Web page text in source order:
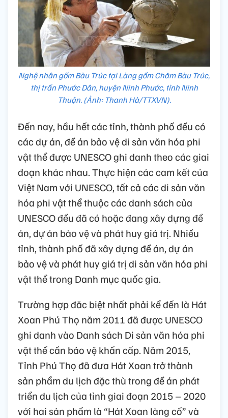
Nghệ nhân gốm Bàu Trúc tại Làng gốm Chăm Bàu Trúc,
thị trấn Phước Dân, huyện Ninh Phước, tỉnh Ninh
Thuận. (Ảnh: Thanh Hà/TTXVN).
Đến nay, hầu hết các tỉnh, thành phố đều có
các dự án, đề án bảo vệ di sản văn hóa phi
vật thể được UNESCO ghi danh theo các giai
đoạn khác nhau. Thực hiện các cam kết của
Việt Nam với UNESCO, tất cả các di sản văn
hóa phi vật thể thuộc các danh sách của
UNESCO đều đã có hoặc đang xây dựng đề
án, dự án bảo vệ và phát huy giá trị. Nhiều
tỉnh, thành phố đã xây dựng đề án, dự án
bảo vệ và phát huy giá trị di sản văn hóa phi
vật thể trong Danh mục quốc gia.
Trường hợp đăc biệt nhất phải kể đến là Hát
Xoan Phú Thọ năm 2011 đã được UNESCO
ghi danh vào Danh sách Di sản văn hóa phi
vật thể cần bảo vệ khẩn cấp. Năm 2015,
Tỉnh Phú Thọ đã đưa Hát Xoan trở thành
sản phẩm du lịch đặc thù trong đề án phát
triển du lịch của tỉnh giai đoạn 2015 – 2020
với hai sản phẩm là “Hát Xoan làng cổ” và